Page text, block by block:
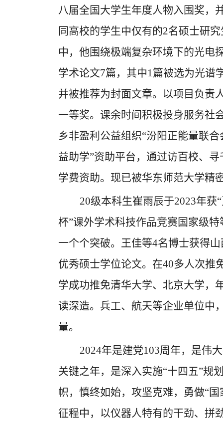
八届全国大学生年度人物入围奖，
同高校的学生中仅有的2名硕士研
中，他围绕极端复杂环境下的光电
学术论文7篇，其中1篇被选为光谱
并被推荐为封面文章。以项目负责
一等奖。课余时间积极投身服务社
乡非盈利公益组织“汾阳正能量联
益助学”资助平台，通过访百校、
学费资助。现已被华东师范大学精
20级本科生崔雨辰于2023年获
杯”课外学术科技作品竞赛国家级
一个个突破。王佳等4名博士获得
优秀硕士学位论文。在40多人次推
学成功推免清华大学、北京大学，
读深造。兵工、航天等企业单位中
量。
2024年是建党103周年，是伟
关键之年，是深入实施“十四五”规
帜，慎终如始，攻坚克难，勇做“
征程中，以仪器人特有的干劲、拼